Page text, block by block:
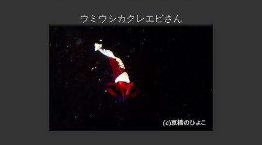
ウミウシカクレエビさん